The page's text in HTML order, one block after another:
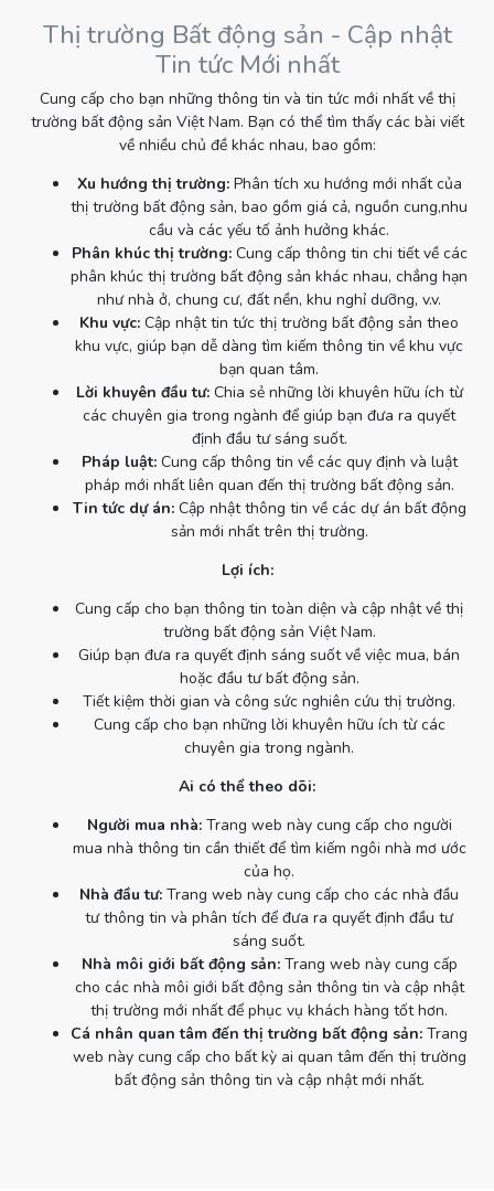
Thị trường Bất động sản - Cập nhật
Tin tức Mới nhất
Cung cấp cho bạn những thông tin và tin tức mới nhất về thị
trường bất động sản Việt Nam. Bạn có thể tìm thấy các bài viết
về nhiều chủ đề khác nhau, bao gồm:
Xu hướng thị trường:Phân tích xu hướng mới nhất của
thị trường bất động sản, bao gồm giá cả, nguồn cung,nhu
cầu và các yếu tố ảnh hưởng khác.
Phân khúc thị trường:Cung cấp thông tin chi tiết về các
phân khúc thị trường bất động sản khác nhau, chẳng hạn
như nhà ở, chung cư, đất nền, khu nghỉ dưỡng, v.v.
Khu vực: Cập nhật tin tức thị trường bất động sản theo
khu vực, giúp bạn dễ dàng tìm kiếm thông tin về khu vực
bạn quan tâm.
Lời khuyên đầu tư:Chia sẻ những lời khuyên hữu ích từ
các chuyên gia trong ngành để giúp bạn đưa ra quyết
định đầu tư sáng suốt.
Pháp luật:Cung cấp thông tin về các quy định và luật
pháp mới nhất liên quan đến thị trường bất động sản.
Tin tức dự án:Cập nhật thông tin về các dự án bất động
sản mới nhất trên thị trường.
Lợi ích:
Cung cấp cho bạn thông tin toàn diện và cập nhật về thị
trường bất động sản Việt Nam.
Giúp bạn đưa ra quyết định sáng suốt về việc mua, bán
hoặc đầu tư bất động sản.
Tiết kiệm thời gian và công sức nghiên cứu thị trường.
Cung cấp cho bạn những lời khuyên hữu ích từ các
chuyên gia trong ngành.
Ai có thể theo dõi:
Người mua nhà:Trang web này cung cấp cho người
mua nhà thông tin cần thiết để tìm kiếm ngôi nhà mơ ước
của họ.
Nhà đầu tư: Trang web này cung cấp cho các nhà đầu
tư thông tin và phân tích để đưa ra quyết định đầu tư
sáng suốt.
Nhà môi giới bất động sản:Trang web này cung cấp
cho các nhà môi giới bất động sản thông tin và cập nhật
thị trường mới nhất để phục vụ khách hàng tốt hơn.
Cá nhân quan tâm đến thị trường bất động sản: Trang
web này cung cấp cho bất kỳ ai quan tâm đến thị trường
bất động sản thông tin và cập nhật mới nhất.